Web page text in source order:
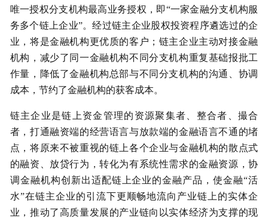
唯一授权分支机构最高业务授权，即“一家金融分支机构服
务多个链上企业”。经过链主企业股权投资程序遴选过的企
业，将是金融机构更优质的客户；链主企业主动对接金融
机构，减少了同一金融机构不同分支机构重复基础报批工
作量，降低了金融机构总部与不同分支机构的沟通、协调
成本，节约了金融机构的获客成本。
链主企业是链上资金管理的资源聚集者、整合者、撮合
者，打通融资端的经营语言与放款端的金融语言不通的堵
点，将原来不被重视的链上各个企业与金融机构的散点式
的融资、放贷行为，转化为有系统性需求的金融资源，协
调金融机构创新出适配链上企业的金融产品，使金融“活
水”在链主企业的引流下更顺畅地流向产业链上的实体企
业，推动了高质量发展的产业链向以实体经济为支撑的现